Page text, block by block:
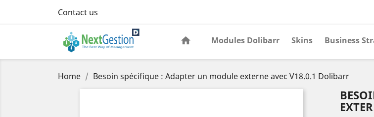
Contact us
Modules Dolibarr Skins Business
Home Besoin spécifique : Adapter un module externe avec V18.0.1 Dolibarr